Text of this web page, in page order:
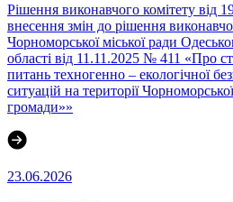
Рішення виконавчого комітету від
внесення змін до рішення
Чорноморської міської ради
області від 11.11.2025 № 411 «Про
питань техногенно – екологічної
ситуацій на території
громади»»
23.06.2026